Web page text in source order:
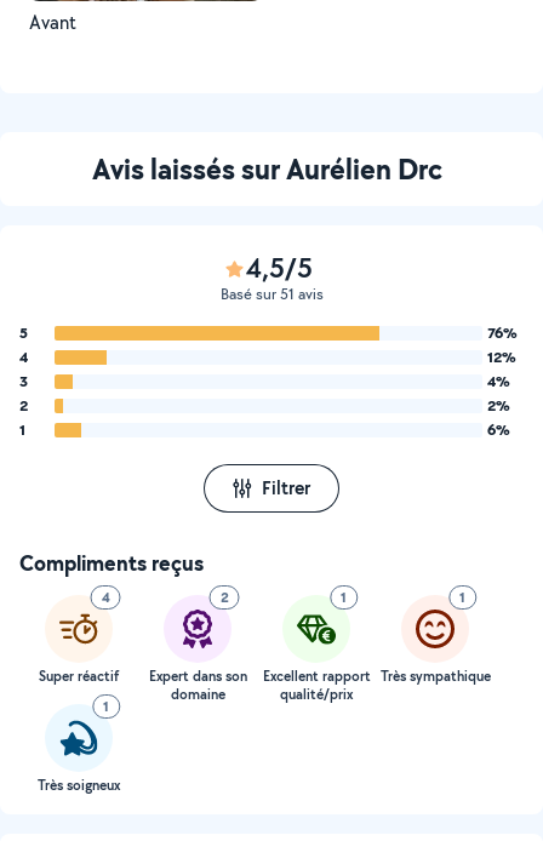
Avant
Avis laissés sur Aurélien Drc
4,5/5
Basé sur 51 avis
5
76%
4
12%
3
4%
2
2%
1
6%
Filtrer
Compliments reçus
4
Super réactif
2
Expert dans son
domaine
1
Excellent rapport
qualité/prix
1
Très sympathique
1
Très soigneux